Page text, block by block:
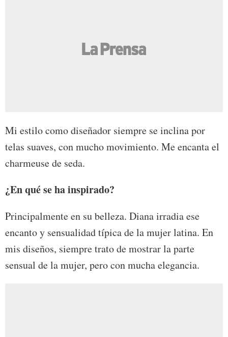
Mi estilo como diseñador siempre se inclina por
telas suaves, con mucho movimiento. Me encanta el
charmeuse de seda.
¿En qué se ha inspirado?
Principalmente en su belleza. Diana irradia ese
encanto y sensualidad típica de la mujer latina. En
mis diseños, siempre trato de mostrar la parte
sensual de la mujer, pero con mucha elegancia.